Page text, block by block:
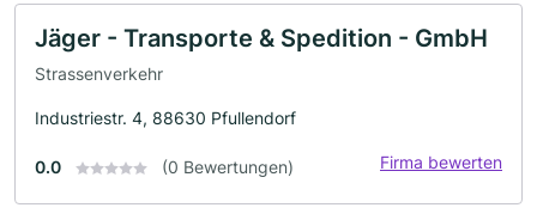
Jäger - Transporte & Spedition - GmbH
Strassenverkehr
Industriestr. 4, 88630 Pfullendorf
0.0 (0 Bewertungen) Firma bewerten